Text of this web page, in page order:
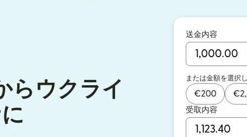
らウクライ
送金内容
または金額を選択
€200 €
受取内容